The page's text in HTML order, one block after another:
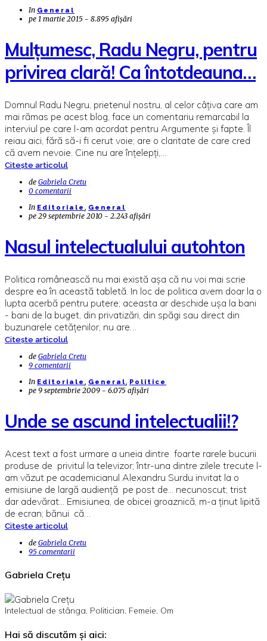
In General
pe 1 martie 2015 - 8.895 afișări
Mulțumesc, Radu Negru, pentru
privirea clară! Ca întotdeauna…
Domnul Radu Negru, prietenul nostru, al celor câțiva care am
mai rămas pe acest blog, face un comentariu remarcabil la
interviul pe care l-am acordat pentru Argumente și fapte. Îl
reiau aici, fără să-i fi cerut voie; are o claritate de care cred
că avem nevoie. Cine nu are înțelepți,…
Citește articolul
de Gabriela Cretu
0 comentarii
In Editoriale , General
pe 29 septembrie 2010 - 2.243 afișări
Nasul intelectualului autohton
Politica românească nu mai există așa că nu voi mai scrie
despre ea în această tabletă. In loc de politica avem doar la o
lupta acerbă pentru putere; aceasta ar deschide ușa la bani
- bani de la buget, din privatizări, din spăgi sau direct din
buzunarele cetățenilor, nu are…
Citește articolul
de Gabriela Cretu
9 comentarii
In Editoriale , General , Politice
pe 9 septembrie 2009 - 6.075 afișări
Unde se ascund intelectualii!?
Acest text a fost urmare a uneia dintre foarte rarele bucurii
produse de privitul la televizor; într-una dintre zilele trecute l-
am văzut pe academicianul Alexandru Surdu invitat la o
emisiune de largă audienţă pe post de... necunoscut; trist
dar adevărat... Emisiunea, de obicei groaznică, m-a ţinut lipită
de ecran; bănui că…
Citește articolul
de Gabriela Cretu
95 comentarii
Gabriela Crețu
Intelectual de stânga. Politician. Femeie. Om
Hai să discutăm și aici: